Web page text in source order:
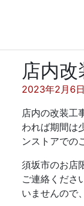
店内
投稿日:
2023年2月6日
店内の改装工
われば期間は
ンストアでの
須坂市のお店
ご連絡くださ
いませんので